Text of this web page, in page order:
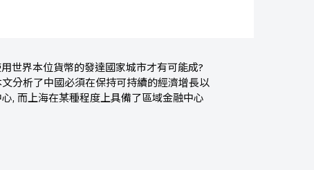
世界本位貨幣的發達國家城市才有可能成?
分析了中國必須在保持可持續的經濟增長以
, 而上海在某種程度上具備了區域金融中心